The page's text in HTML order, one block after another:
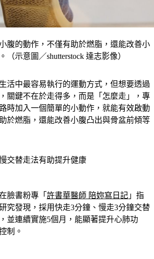
腹的動作，不僅有助於燃脂，還能改善小
（示意圖／shutterstock 達志影像）
活中最容易執行的運動方式，但想要透過
關鍵不在於走得多，而是「怎麼走」，專
時加入一個簡單的小動作，就能有效啟動
於燃脂，還能改善小腹凸出與骨盆前傾等
交替走法有助提升健康
臉書粉專「 許書華醫師 陪妳寫日記 」指
究發現，採用快走3分鐘、慢走3分鐘交替
並連續實施5個月，能顯著提升心肺功
制。